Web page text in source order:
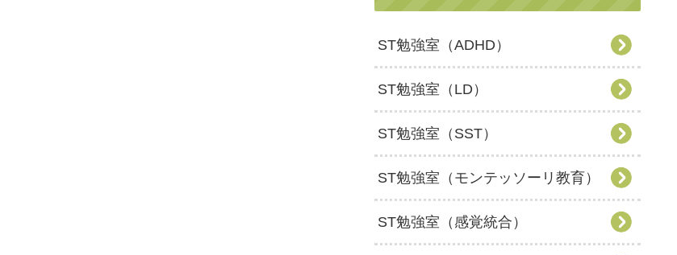
ST勉強室（ADHD）
ST勉強室（LD）
ST勉強室（SST）
ST勉強室（モンテッソーリ教育）
ST勉強室（感覚統合）